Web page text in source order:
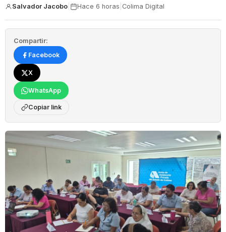
Salvador Jacobo Hace 6 horas Colima Digital
Compartir:
Facebook
X
WhatsApp
Copiar link